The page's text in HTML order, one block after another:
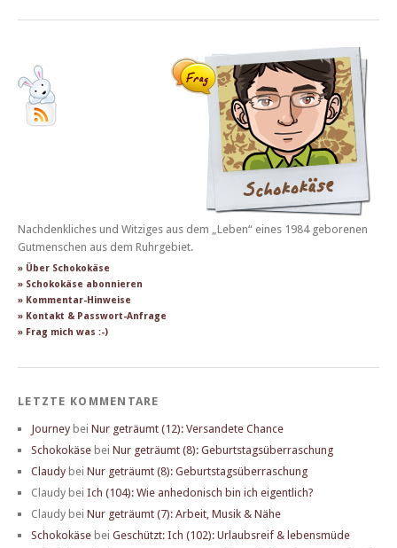
Nachdenkliches und Witziges aus dem „Leben“ eines 1984 geborenen
Gutmenschen aus dem Ruhrgebiet.
» Über Schokokäse
» Schokokäse abonnieren
» Kommentar-Hinweise
» Kontakt & Passwort-Anfrage
» Frag mich was :-)
LETZTE KOMMENTARE
Journey bei Nur geträumt (12): Versandete Chance
Schokokäse bei Nur geträumt (8): Geburtstagsüberraschung
Claudy bei Nur geträumt (8): Geburtstagsüberraschung
Claudy bei Ich (104): Wie anhedonisch bin ich eigentlich?
Claudy bei Nur geträumt (7): Arbeit, Musik & Nähe
Schokokäse bei Geschützt: Ich (102): Urlaubsreif & lebensmüde